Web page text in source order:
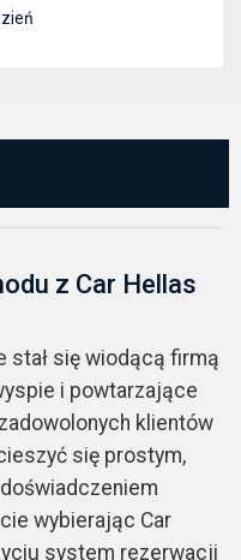
z Car Hellas
stał się wiodącą firmą
i powtarzające
klientów
się prostym,
wybierając Car
system rezerwacji